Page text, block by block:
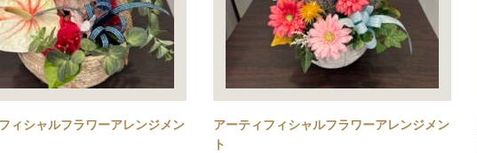
ィシャルフラワーアレンジメン
アーティフィシャルフラワーアレンジメン
ト